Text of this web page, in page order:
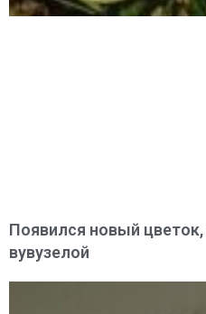
Появился новый
вувузелой